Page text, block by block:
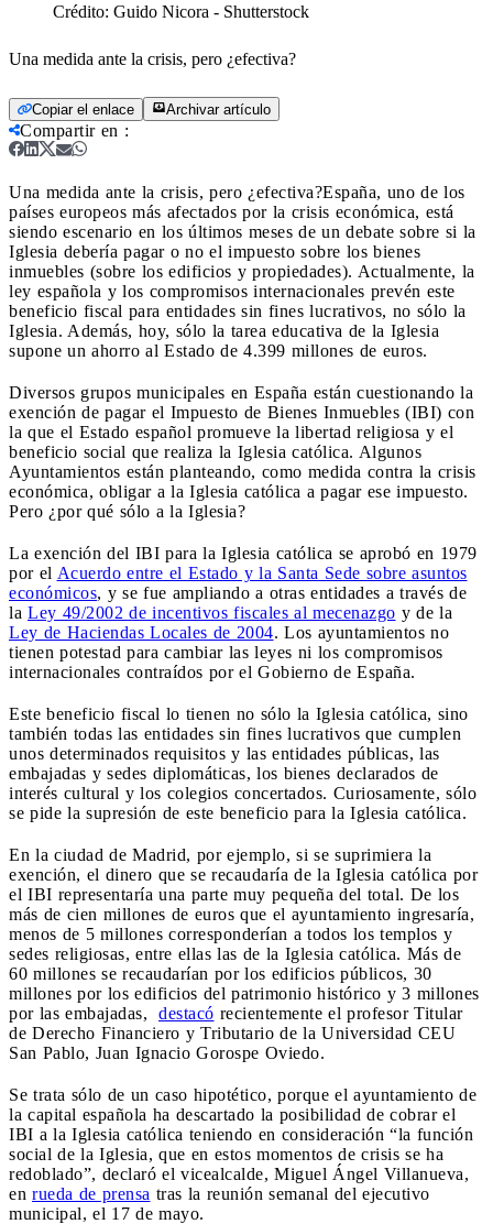
Crédito: Guido Nicora - Shutterstock
Una medida ante la crisis, pero ¿efectiva?
Copiar el enlace Archivar artículo
Compartir en :
Una medida ante la crisis, pero ¿efectiva?España, uno de los
países europeos más afectados por la crisis económica, está
siendo escenario en los últimos meses de un debate sobre si la
Iglesia debería pagar o no el impuesto sobre los bienes
inmuebles (sobre los edificios y propiedades). Actualmente, la
ley española y los compromisos internacionales prevén este
beneficio fiscal para entidades sin fines lucrativos, no sólo la
Iglesia. Además, hoy, sólo la tarea educativa de la Iglesia
supone un ahorro al Estado de 4.399 millones de euros.
Diversos grupos municipales en España están cuestionando la
exención de pagar el Impuesto de Bienes Inmuebles (IBI) con
la que el Estado español promueve la libertad religiosa y el
beneficio social que realiza la Iglesia católica. Algunos
Ayuntamientos están planteando, como medida contra la crisis
económica, obligar a la Iglesia católica a pagar ese impuesto.
Pero ¿por qué sólo a la Iglesia?
La exención del IBI para la Iglesia católica se aprobó en 1979
por el Acuerdo entre el Estado y la Santa Sede sobre asuntos
económicos, y se fue ampliando a otras entidades a través de
la Ley 49/2002 de incentivos fiscales al mecenazgo y de la
Ley de Haciendas Locales de 2004. Los ayuntamientos no
tienen potestad para cambiar las leyes ni los compromisos
internacionales contraídos por el Gobierno de España.
Este beneficio fiscal lo tienen no sólo la Iglesia católica, sino
también todas las entidades sin fines lucrativos que cumplen
unos determinados requisitos y las entidades públicas, las
embajadas y sedes diplomáticas, los bienes declarados de
interés cultural y los colegios concertados. Curiosamente, sólo
se pide la supresión de este beneficio para la Iglesia católica.
En la ciudad de Madrid, por ejemplo, si se suprimiera la
exención, el dinero que se recaudaría de la Iglesia católica por
el IBI representaría una parte muy pequeña del total. De los
más de cien millones de euros que el ayuntamiento ingresaría,
menos de 5 millones corresponderían a todos los templos y
sedes religiosas, entre ellas las de la Iglesia católica. Más de
60 millones se recaudarían por los edificios públicos, 30
millones por los edificios del patrimonio histórico y 3 millones
por las embajadas, destacó recientemente el profesor Titular
de Derecho Financiero y Tributario de la Universidad CEU
San Pablo, Juan Ignacio Gorospe Oviedo.
Se trata sólo de un caso hipotético, porque el ayuntamiento de
la capital española ha descartado la posibilidad de cobrar el
IBI a la Iglesia católica teniendo en consideración “la función
social de la Iglesia, que en estos momentos de crisis se ha
redoblado”, declaró el vicealcalde, Miguel Ángel Villanueva,
en rueda de prensa tras la reunión semanal del ejecutivo
municipal, el 17 de mayo.